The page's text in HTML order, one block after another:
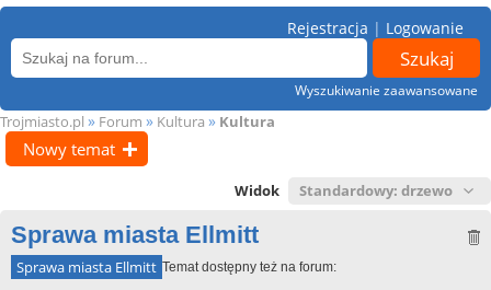
Wyszukiwanie zaawansowane
Rejestracja | Logowanie
Trojmiasto.pl » Forum » Kultura » Kultura
Nowy temat
Widok
Sprawa miasta Ellmitt
Sprawa miasta Ellmitt Temat dostępny też na forum: